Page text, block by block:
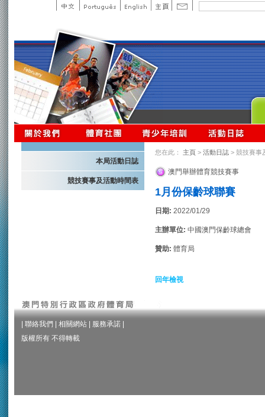
本局活動日誌
競技賽事及活動時間表
您在此： 主頁 > 活動日誌 > 競技賽事
澳門舉辦體育競技賽事
1月份保齡球聯賽
日期: 2022/01/29
主辦單位: 中國澳門保齡球總會
贊助: 體育局
回年檢視
聯絡我們 相關網站 服務承諾
版權所有 不得轉載